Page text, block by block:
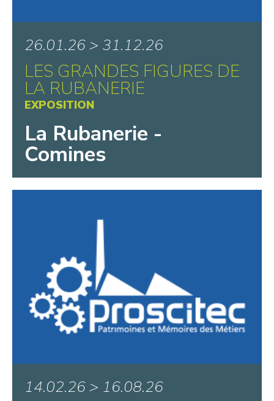
26.01.26 > 31.12.26
LES GRANDES FIGURES DE
LA RUBANERIE
EXPOSITION
La Rubanerie -
Comines
14.02.26 > 16.08.26